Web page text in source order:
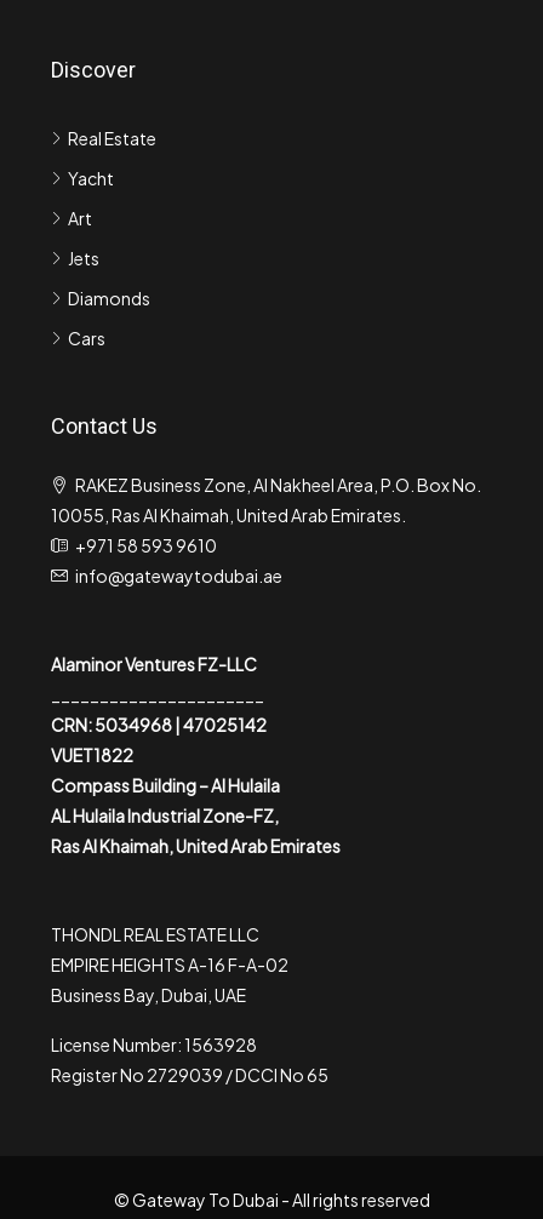
Discover
Real Estate
Yacht
Art
Jets
Diamonds
Cars
Contact Us
RAKEZ Business Zone, Al Nakheel Area, P.O. Box No.
10055, Ras Al Khaimah, United Arab Emirates.
+971 58 593 9610
info@gatewaytodubai.ae
Alaminor Ventures FZ-LLC
CRN: 5034968 | 47025142
VUET1822
Compass Building – Al Hulaila
AL Hulaila Industrial Zone-FZ,
Ras Al Khaimah, United Arab Emirates
THONDL REAL ESTATE LLC
EMPIRE HEIGHTS A-16 F-A-02
Business Bay, Dubai, UAE
License Number: 1563928
Register No 2729039 / DCCI No 65
© Gateway To Dubai - All rights reserved